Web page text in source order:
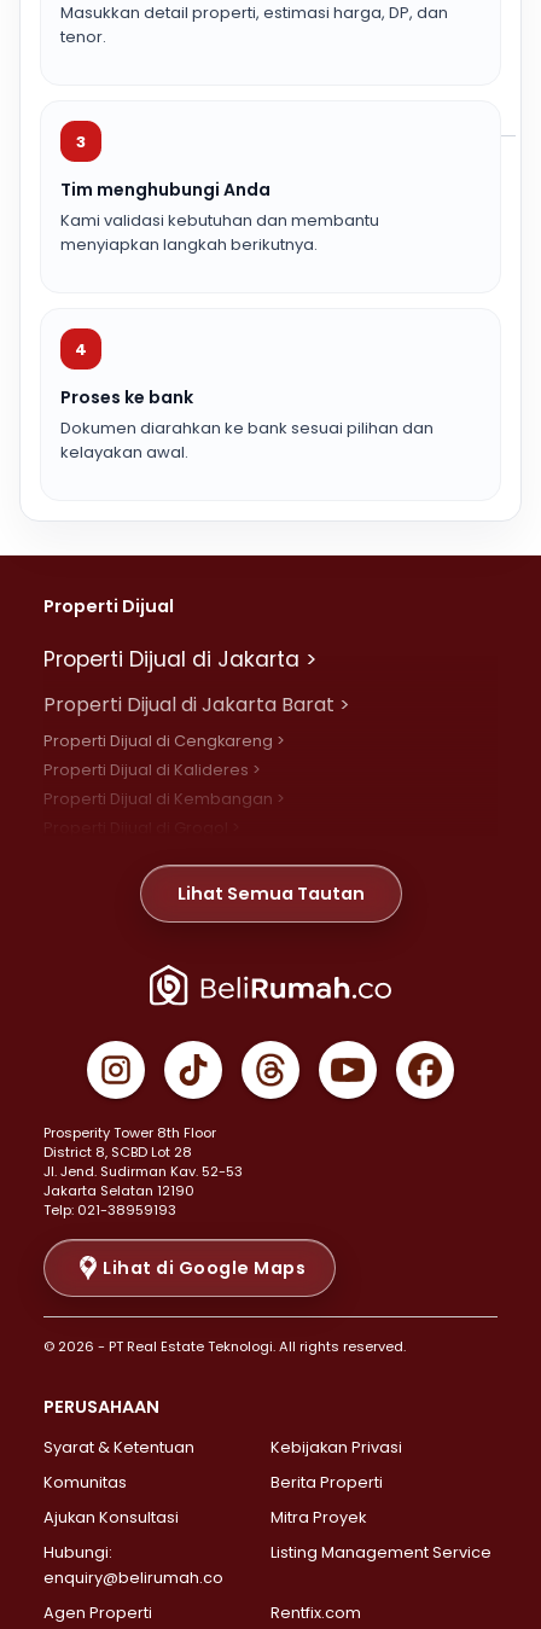
Masukkan detail properti, estimasi harga, DP, dan
tenor.
3
Tim menghubungi Anda
Kami validasi kebutuhan dan membantu
menyiapkan langkah berikutnya.
4
Proses ke bank
Dokumen diarahkan ke bank sesuai pilihan dan
kelayakan awal.
Properti Dijual
Properti Dijual di Jakarta >
Properti Dijual di Jakarta Barat >
Properti Dijual di Cengkareng >
Properti Dijual di Kalideres >
Properti Dijual di Kembangan >
Properti Dijual di Meruya >
Properti Dijual di Jelambar >
Properti Dijual di Jakarta Pusat >
Properti Dijual di Gambir >
Properti Dijual di Johar Baru >
Properti Dijual di Menteng >
Properti Dijual di Senen >
Properti Dijual di Tanah Abang >
Properti Dijual di Cikini >
Properti Dijual di Kramat >
Properti Dijual di Pasar Baru >
Properti Dijual di Bendungan Hilir >
Properti Dijual di Jakarta Selatan >
Properti Dijual di Lebak Bulus >
Properti Dijual di Gandaria Selatan >
Properti Dijual di Pondok Labu >
Properti Dijual di Lenteng Agung >
Properti Dijual di Senayan >
Properti Dijual di Pondok Pinang >
Lihat Semua Tautan
Prosperity Tower 8th Floor
District 8, SCBD Lot 28
JI. Jend. Sudirman Kav. 52-53
Jakarta Selatan 12190
Telp: 021-38959193
Lihat di Google Maps
© 2026 - PT Real Estate Teknologi. All rights reserved.
PERUSAHAAN
Syarat & Ketentuan
Kebijakan Privasi
Komunitas
Berita Properti
Ajukan Konsultasi
Mitra Proyek
Hubungi:
enquiry@belirumah.co
Listing Management Service
Agen Properti Rentfix.com